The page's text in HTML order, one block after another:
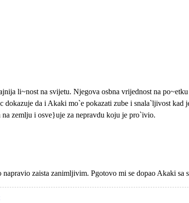
li~nost na svijetu. Njegova osbna vrijednost na
dokazuje da i Akaki mo`e pokazati zube i snala`ljivost
zemlju i osve}uje za nepravdu koju je pro`ivio.
zaista zanimljivim. Pgotovo mi se dopao Akaki